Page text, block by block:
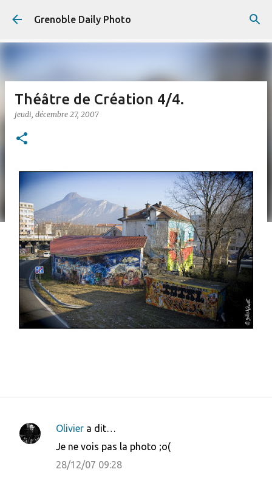
Accéder au contenu principal
Grenoble Daily Photo
Théâtre de Création 4/4.
jeudi, décembre 27, 2007
C
Olivier a dit…
Je ne vois pas la photo ;o(
28/12/07 09:28